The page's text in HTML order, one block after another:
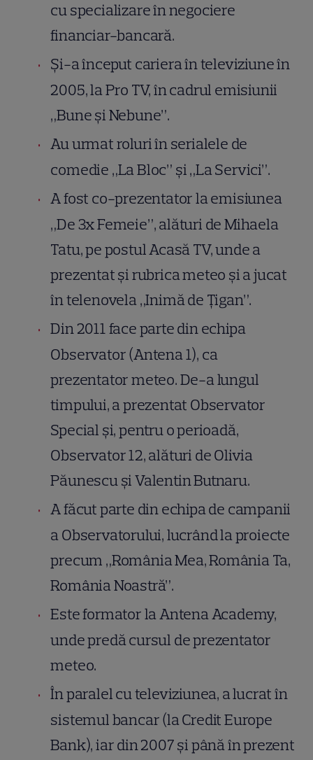
cu specializare în negociere
financiar-bancară.
Și-a început cariera în televiziune în
2005, la Pro TV, în cadrul emisiunii
„Bune și Nebune”.
Au urmat roluri în serialele de
comedie „La Bloc” și „La Servici”.
A fost co-prezentator la emisiunea
„De 3x Femeie”, alături de Mihaela
Tatu, pe postul Acasă TV, unde a
prezentat și rubrica meteo și a jucat
în telenovela „Inimă de Țigan”.
Din 2011 face parte din echipa
Observator (Antena 1), ca
prezentator meteo. De-a lungul
timpului, a prezentat Observator
Special și, pentru o perioadă,
Observator 12, alături de Olivia
Păunescu și Valentin Butnaru.
A făcut parte din echipa de campanii
a Observatorului, lucrând la proiecte
precum „România Mea, România Ta,
România Noastră”.
Este formator la Antena Academy,
unde predă cursul de prezentator
meteo.
În paralel cu televiziunea, a lucrat în
sistemul bancar (la Credit Europe
Bank), iar din 2007 și până în prezent